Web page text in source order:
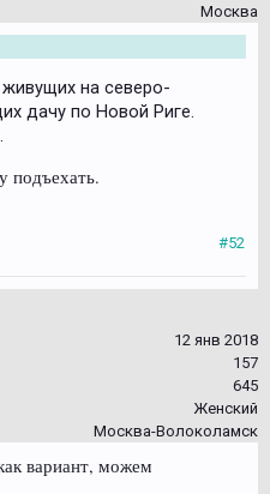
Москва
на северо-
дачу по Новой Риге.
подъехать.
#52
12 янв 2018
157
645
Женский
Москва-Волоколамск
вариант, можем